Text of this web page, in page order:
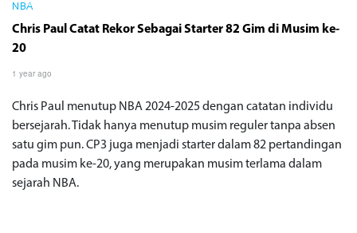
NBA
Chris Paul Catat Rekor Sebagai Starter 82 Gim di Musim ke-
20
1 year ago
Chris Paul menutup NBA 2024-2025 dengan catatan individu
bersejarah. Tidak hanya menutup musim reguler tanpa absen
satu gim pun. CP3 juga menjadi starter dalam 82 pertandingan
pada musim ke-20, yang merupakan musim terlama dalam
sejarah NBA.